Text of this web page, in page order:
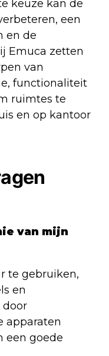
keuze kan de
een
en de
Emuca zetten
van
functionaliteit
ruimtes te
en op kantoor
van mijn
te gebruiken,
en
door
apparaten
een goede